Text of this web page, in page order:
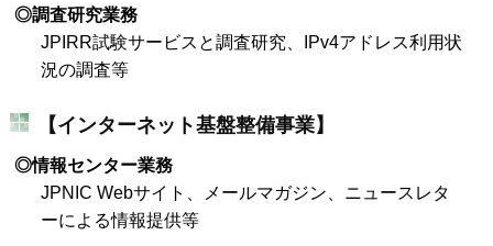
◎調査研究業務
JPIRR試験サービスと調査研究、IPv4アドレス利用状
況の調査等
【インターネット基盤整備事業】
◎情報センター業務
JPNIC Webサイト、メールマガジン、ニュースレタ
ーによる情報提供等